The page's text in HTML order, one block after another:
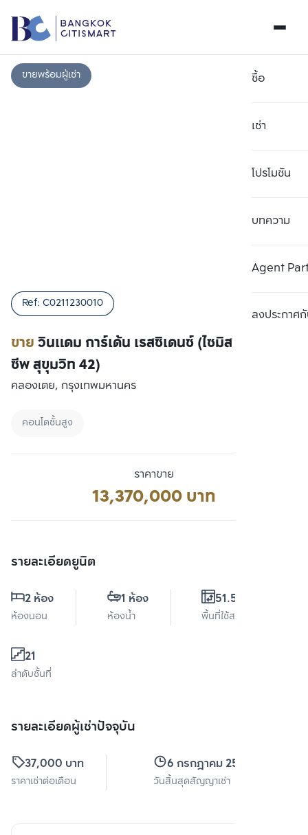
ซื้อ
เช่า
โปรโมชัน
บทความ
Agent
ลงประกาศกั
ขายพร้อมผู้เช่า
ขายวินแดม การ์เด้น เรสซิเดนซ์ (ไซมิส เอ๊กซ์คลู
ซีพ สุขุมวิท 42)
Ref: C0211230010
คลองเตย, กรุงเทพมหานคร
คอนโดชั้นสูง
ราคาขาย
13,370,000 บาท
รายละเอียดยูนิต
2 ห้อง
ห้องนอน
1 ห้อง
ห้องน้ำ
51.55 ตร.ม.
พื้นที่ใช้สอย
21
ลำดับชั้นที่
รายละเอียดผู้เช่าปัจจุบัน
37,000 บาท
ราคาเช่าต่อเดือน
6 กรกฎาคม 2567
วันสิ้นสุดสัญญาเช่า
เปรียบเทียบ